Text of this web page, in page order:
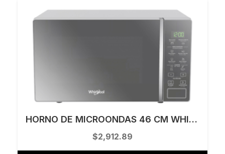
HORNO DE MICROONDAS 46 CM WHIRLPOOL MODELO WM1807D
$2,912.89